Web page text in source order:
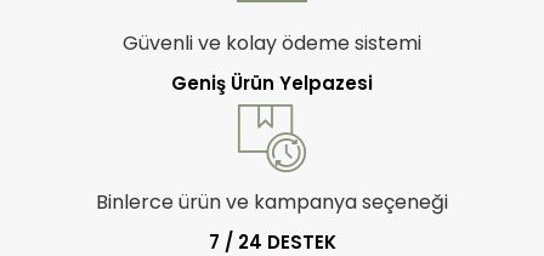
Güvenli ve kolay ödeme sistemi
Geniş Ürün Yelpazesi
Binlerce ürün ve kampanya seçeneği
7 / 24 DESTEK